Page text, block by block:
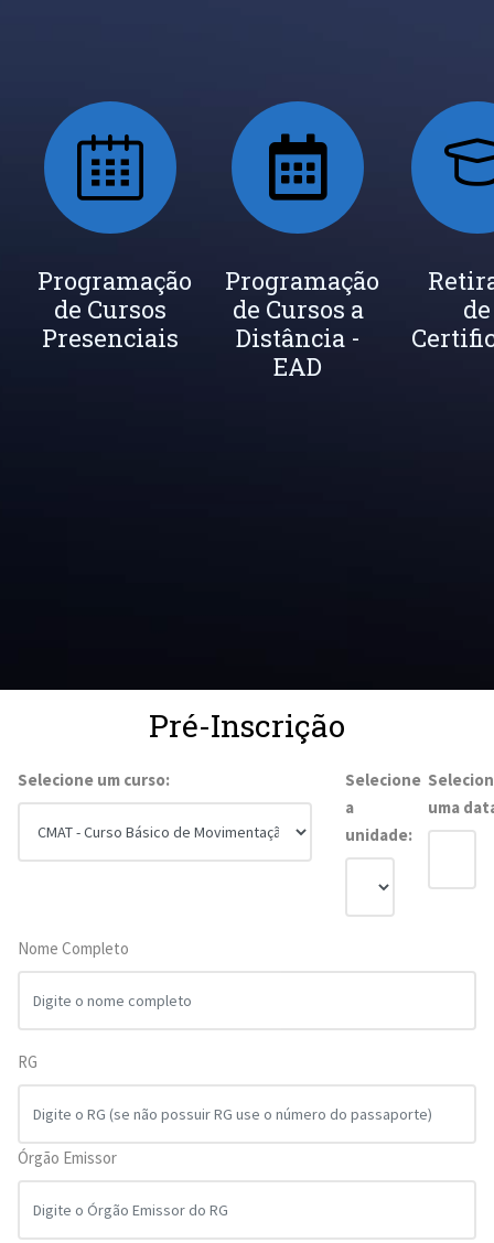
Seja um
Instrutor
Inscrição
Newsletter
Programação
de Cursos
Presenciais
Programação
de Cursos a
Distância -
EAD
de
Pré-Inscrição
Selecione um curso:
Selecione
a
unidade:
uma
Nome Completo
RG
Órgão Emissor